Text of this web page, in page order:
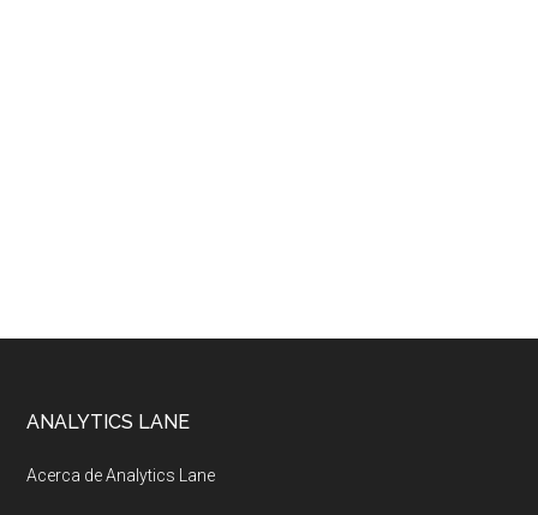
Footer
ANALYTICS LANE
Acerca de Analytics Lane